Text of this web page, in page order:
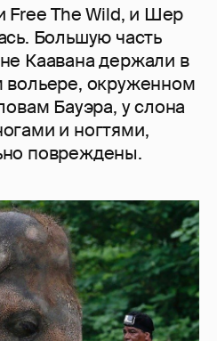
Free The Wild, и Шер
Большую часть
Каавана держали в
вольере, окруженном
Бауэра, у слона
и ногтями,
повреждены.